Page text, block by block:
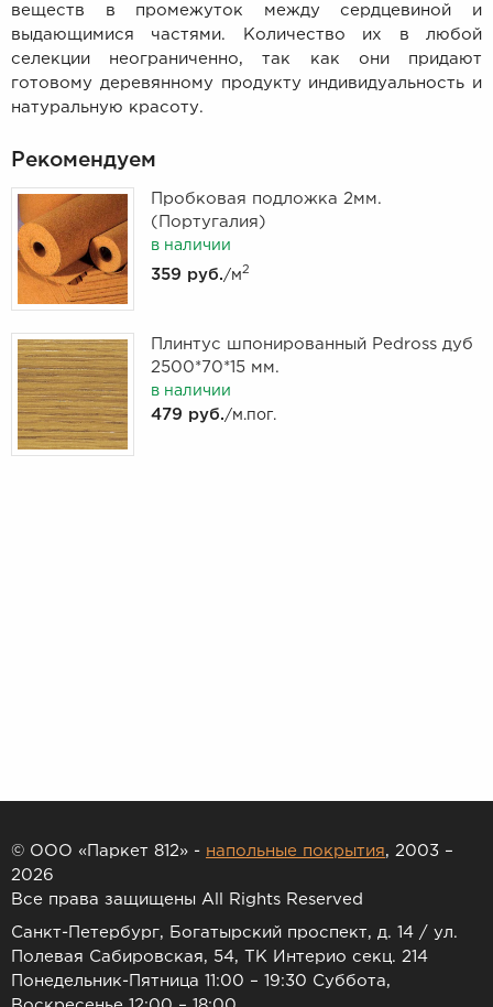
веществ в промежуток между сердцевиной и
выдающимися частями. Количество их в любой
селекции неограниченно, так как они придают
готовому деревянному продукту индивидуальность и
натуральную красоту.
Рекомендуем
Пробковая подложка 2мм.
(Португалия)
в наличии
359 руб./м2
Плинтус шпонированный Pedross дуб
2500*70*15 мм.
в наличии
479 руб./м.пог.
© ООО «Паркет 812» - напольные покрытия, 2003 –
2026
Все права защищены All Rights Reserved
Санкт-Петербург, Богатырский проспект, д. 14 / ул.
Полевая Сабировская, 54, ТК Интерио секц. 214
Понедельник-Пятница 11:00 – 19:30 Суббота,